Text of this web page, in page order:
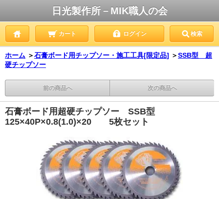
日光製作所－MIK職人の会
カート ログイン 検索
ホーム ＞石膏ボード用チップソー・施工工具[限定品] ＞SSB型 超
硬チップソー
前の商品へ 次の商品へ
石膏ボード用超硬チップソー SSB型
125×40P×0.8(1.0)×20 5枚セット